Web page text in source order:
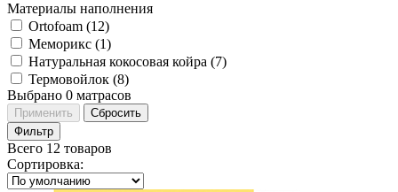
Материалы наполнения
Ortofoam (12)
Меморикс (1)
Натуральная кокосовая койра (7)
Термовойлок (8)
Выбрано 0 матрасов
Применить
Сбросить
Фильтр
Всего 12 товаров
Сортировка: